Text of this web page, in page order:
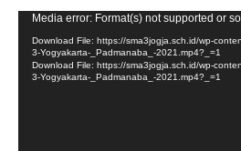
Video
Player
Media error: Format(s) not supported or
Download File: https://sma3jogja.sch.id/wp-
3-Yogyakarta-_Padmanaba_-2021.mp4?_=1
Download File: https://sma3jogja.sch.id/wp-
3-Yogyakarta-_Padmanaba_-2021.mp4?_=1